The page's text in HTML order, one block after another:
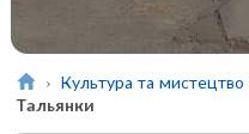
Культура та мистецтво
Тальянки